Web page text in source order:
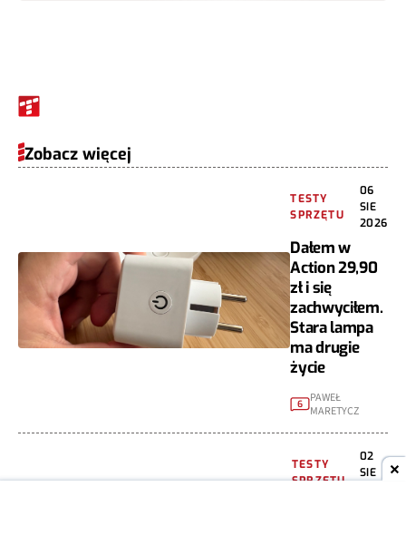
Zobacz więcej
TESTY
SPRZĘTU
06
SIE
2026
Dałem w
Action 29,90
zł i się
zachwyciłem.
Stara lampa
ma drugie
życie
6
PAWEŁ
MARETYCZ
TESTY
SPRZĘTU
02
SIE
2026